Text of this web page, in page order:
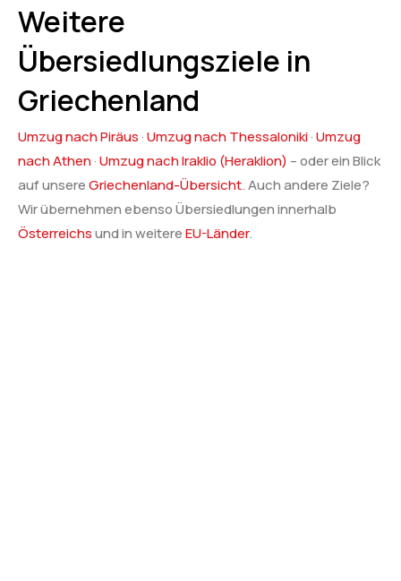
Weitere
Übersiedlungsziele in
Griechenland
Umzug nach Piräus ·Umzug nach Thessaloniki·Umzug
nach Athen·Umzug nach Iraklio (Heraklion) – oder ein Blick
auf unsereGriechenland-Übersicht. Auch andere Ziele?
Wir übernehmen ebenso Übersiedlungen innerhalb
Österreichsund in weitereEU-Länder.